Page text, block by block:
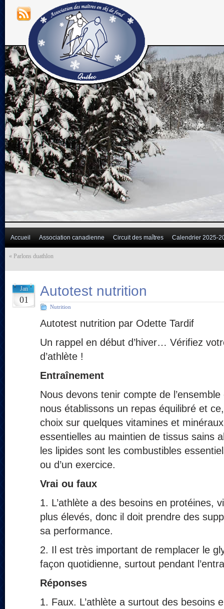
Accueil Association canadienne Circuit des maîtres Calendrier 2025-
« Parlons duathlon
Jan
01
Autotest nutrition
Nutrition
Autotest nutrition par Odette Tardif
Un rappel en début d’hiver… Vérifiez
d’athlète !
Entraînement
Nous devons tenir compte de
nous établissons un repas équilibré et
choix sur quelques vitamines et
essentielles au maintien de tissus sains
les lipides sont les combustibles
ou d’un exercice.
Vrai ou faux
1. L’athlète a des besoins en protéines,
plus élevés, donc il doit prendre des
sa performance.
2. Il est très important de remplacer le
façon quotidienne, surtout pendant
Réponses
1. Faux. L’athlète a surtout des besoins